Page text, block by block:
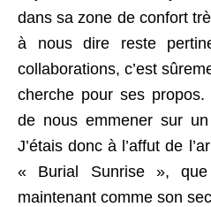
dans sa zone de confort
à nous dire reste
collaborations, c’est
cherche pour ses
de nous emmener sur
J’étais donc à l’affut de
« Burial Sunrise »,
maintenant comme son